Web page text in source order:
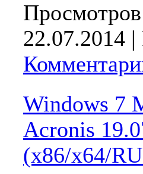
22.07.2014 |
Windows 7
Acronis
(x86/x64/